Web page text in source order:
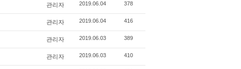
관리자 2019.06.04 378
관리자 2019.06.04 416
관리자 2019.06.03 389
관리자 2019.06.03 410